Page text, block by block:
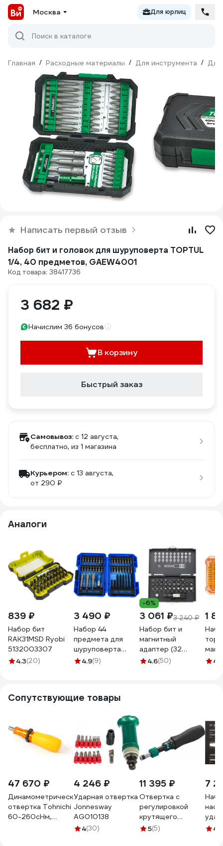
Москва Для юрлиц
Поиск в каталоге
Главная / Расходные материалы / Для инструмента / Для
Написать первый отзыв
Набор бит и головок для шуруповерта TOPTUL
1/4, 40 предметов, GAEW4001
Код товара: 38417736
3 682 ₽
Начислим 36 бонусов
В корзину
Быстрый заказ
Самовывоз: c 12 августа,
бесплатно, из 1 магазина
Курьером: c 13 августа,
от 290 ₽
Аналоги
839 ₽
Набор бит
RAK31MSD Ryobi
5132003307
4.3(20)
3 490 ₽
Набор 44
предмета для
шуруповерта
KING TONY
4.9(9)
-6%
3 061 ₽3 240 ₽
Набор бит и
магнитный
адаптер (32
предмета) GROSS
4.6(50)
1
4.8
Сопутствующие товары
47 670 ₽
Динамометрическая
отвертка Tohnichi
60-260сНм,
4 246 ₽
Ударная отвертка
Jonnesway
AG010138
4(30)
11 395 ₽
Отвертка с
регулировкой
крутящего
момента ProsKit
5(5)
7
4.8